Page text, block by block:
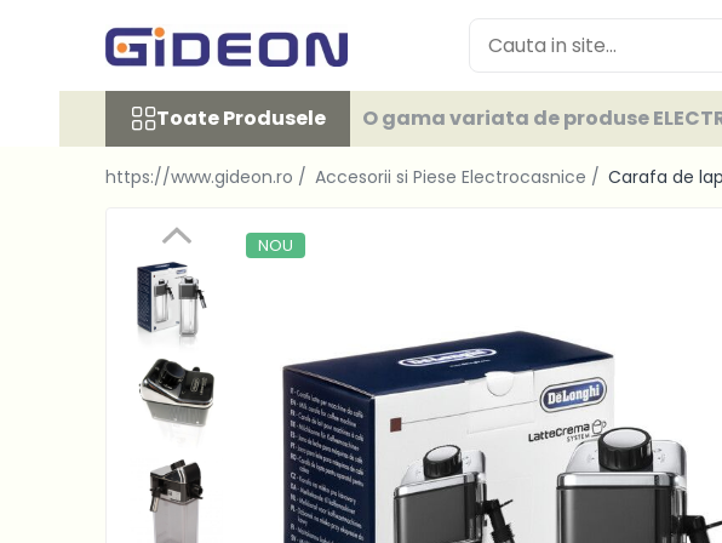
Electrocasnice
Electrocasnice mici
Purificatoare aer
Cuptoare cu microunde
Accesorii si Piese Electrocasnice
Accesorii Piese Hote
Accesorii Piese Frigidere
Toate Produsele O gama variata de produse
https://www.gideon.ro / Accesorii si Piese Electrocasnice / Carafa de
NOU